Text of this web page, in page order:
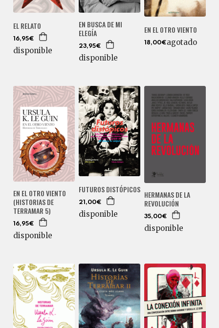
EL RELATO
16,95€
disponible
EN BUSCA DE MI
ELEGÍA
23,95€
disponible
EN EL OTRO VIENTO
18,00€agotado
EN EL OTRO VIENTO
(HISTORIAS DE
TERRAMAR 5)
16,95€
disponible
FUTUROS DISTÓPICOS
21,00€
disponible
HERMANAS DE LA
REVOLUCIÓN
35,00€
disponible